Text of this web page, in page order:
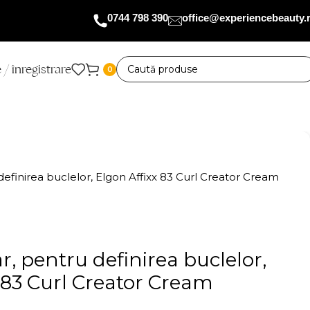
0744 798 390
/ înregistrare 0
buclelor, Elgon Affixx 83 Curl Creator Cream
pentru definirea buclelor,
Curl Creator Cream